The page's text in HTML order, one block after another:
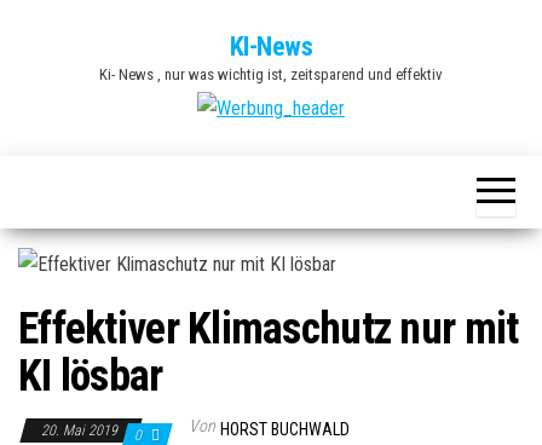
KI-News
Ki- News , nur was wichtig ist, zeitsparend und effektiv
Effektiver Klimaschutz nur mit
KI lösbar
20. Mai 2019 0 Von HORST BUCHWALD